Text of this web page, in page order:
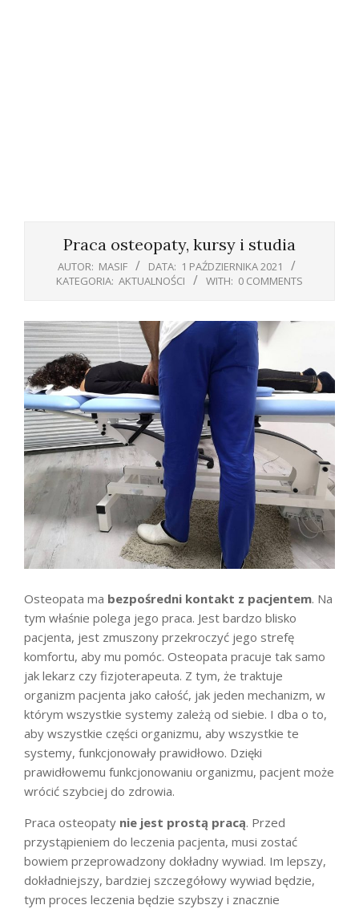
Praca osteopaty, kursy i studia
AUTOR: MASIF DATA: 1 PAŹDZIERNIKA 2021
KATEGORIA: AKTUALNOŚCI WITH: 0 COMMENTS
Osteopata ma bezpośredni kontakt z pacjentem. Na
tym właśnie polega jego praca. Jest bardzo blisko
pacjenta, jest zmuszony przekroczyć jego strefę
komfortu, aby mu pomóc. Osteopata pracuje tak samo
jak lekarz czy fizjoterapeuta. Z tym, że traktuje
organizm pacjenta jako całość, jak jeden mechanizm, w
którym wszystkie systemy zależą od siebie. I dba o to,
aby wszystkie części organizmu, aby wszystkie te
systemy, funkcjonowały prawidłowo. Dzięki
prawidłowemu funkcjonowaniu organizmu, pacjent może
wrócić szybciej do zdrowia.
Praca osteopaty nie jest prostą pracą. Przed
przystąpieniem do leczenia pacjenta, musi zostać
bowiem przeprowadzony dokładny wywiad. Im lepszy,
dokładniejszy, bardziej szczegółowy wywiad będzie,
tym proces leczenia będzie szybszy i znacznie